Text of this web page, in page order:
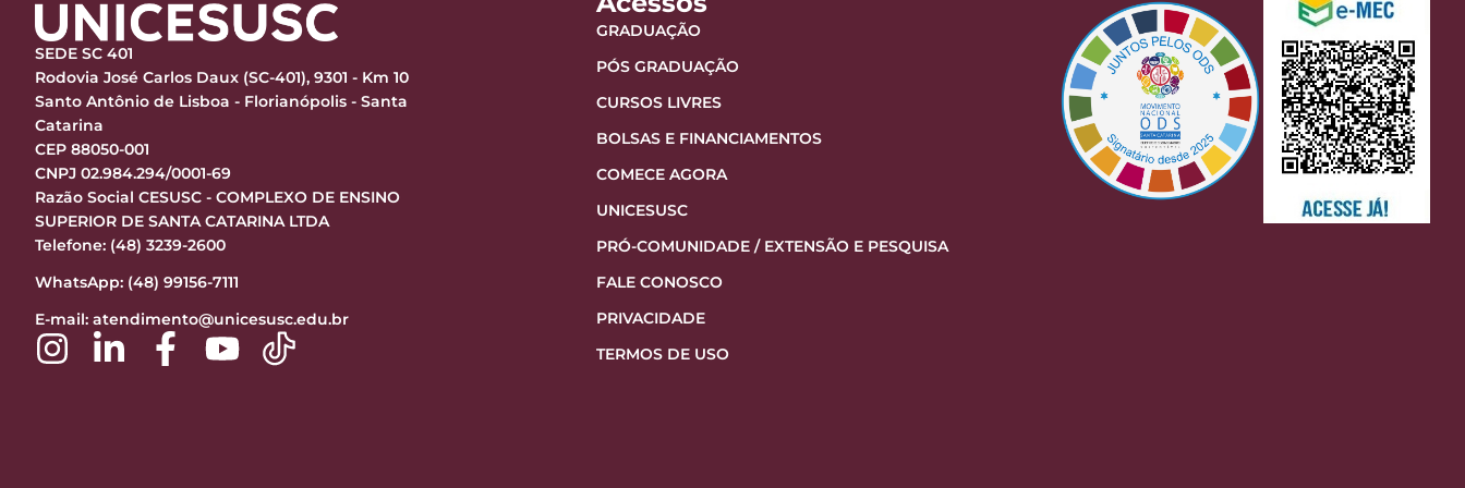
SEDE SC 401
Rodovia José Carlos Daux (SC-401), 9301 - Km 10
Santo Antônio de Lisboa - Florianópolis - Santa
Catarina
CEP 88050-001
CNPJ 02.984.294/0001-69
Razão Social CESUSC - COMPLEXO DE ENSINO
SUPERIOR DE SANTA CATARINA LTDA
Telefone: (48) 3239-2600
WhatsApp: (48) 99156-7111
E-mail: atendimento@unicesusc.edu.br
GRADUAÇÃO
PÓS GRADUAÇÃO
CURSOS LIVRES
BOLSAS E FINANCIAMENTOS
COMECE AGORA
UNICESUSC
PRÓ-COMUNIDADE / EXTENSÃO E PESQUISA
FALE CONOSCO
PRIVACIDADE
TERMOS DE USO